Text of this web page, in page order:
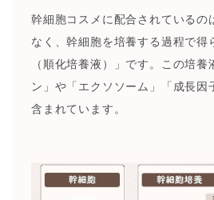
幹細胞コスメに配合されているの
なく、幹細胞を培養する過程で得
（順化培養液）」です。この培養
ン」や「エクソソーム」「成長因
含まれています。